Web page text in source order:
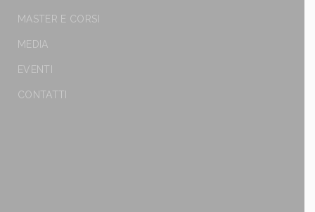
MASTER E CORSI
MEDIA
EVENTI
CONTATTI